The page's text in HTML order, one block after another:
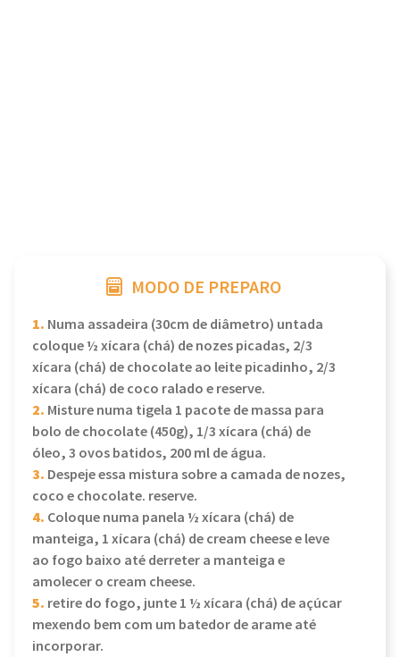
MODO DE PREPARO
1. Numa assadeira (30cm de diâmetro) untada
coloque ½ xícara (chá) de nozes picadas, 2/3
xícara (chá) de chocolate ao leite picadinho, 2/3
xícara (chá) de coco ralado e reserve.
2. Misture numa tigela 1 pacote de massa para
bolo de chocolate (450g), 1/3 xícara (chá) de
óleo, 3 ovos batidos, 200 ml de água.
3. Despeje essa mistura sobre a camada de nozes,
coco e chocolate. reserve.
4. Coloque numa panela ½ xícara (chá) de
manteiga, 1 xícara (chá) de cream cheese e leve
ao fogo baixo até derreter a manteiga e
amolecer o cream cheese.
5. retire do fogo, junte 1 ½ xícara (chá) de açúcar
mexendo bem com um batedor de arame até
incorporar.